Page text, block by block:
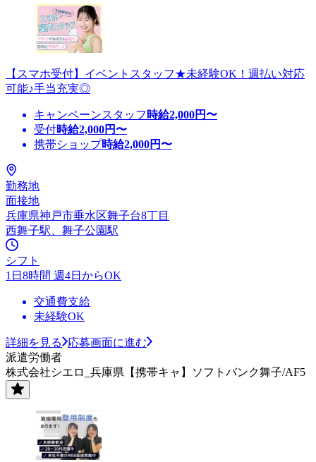
【スマホ受付】イベントスタッフ★未経験OK！週払い対応
可能♪手当充実◎
キャンペーンスタッフ 時給2,000円〜
受付時給2,000円〜
携帯ショップ時給2,000円〜
勤務地
面接地
兵庫県神戸市垂水区舞子台8丁目
西舞子駅、舞子公園駅
シフト
1日8時間 週4日からOK
交通費支給
未経験OK
詳細を見る
応募画面に進む
派遣労働者
株式会社シエロ_兵庫県【携帯キャ】ソフトバンク舞子/AF5